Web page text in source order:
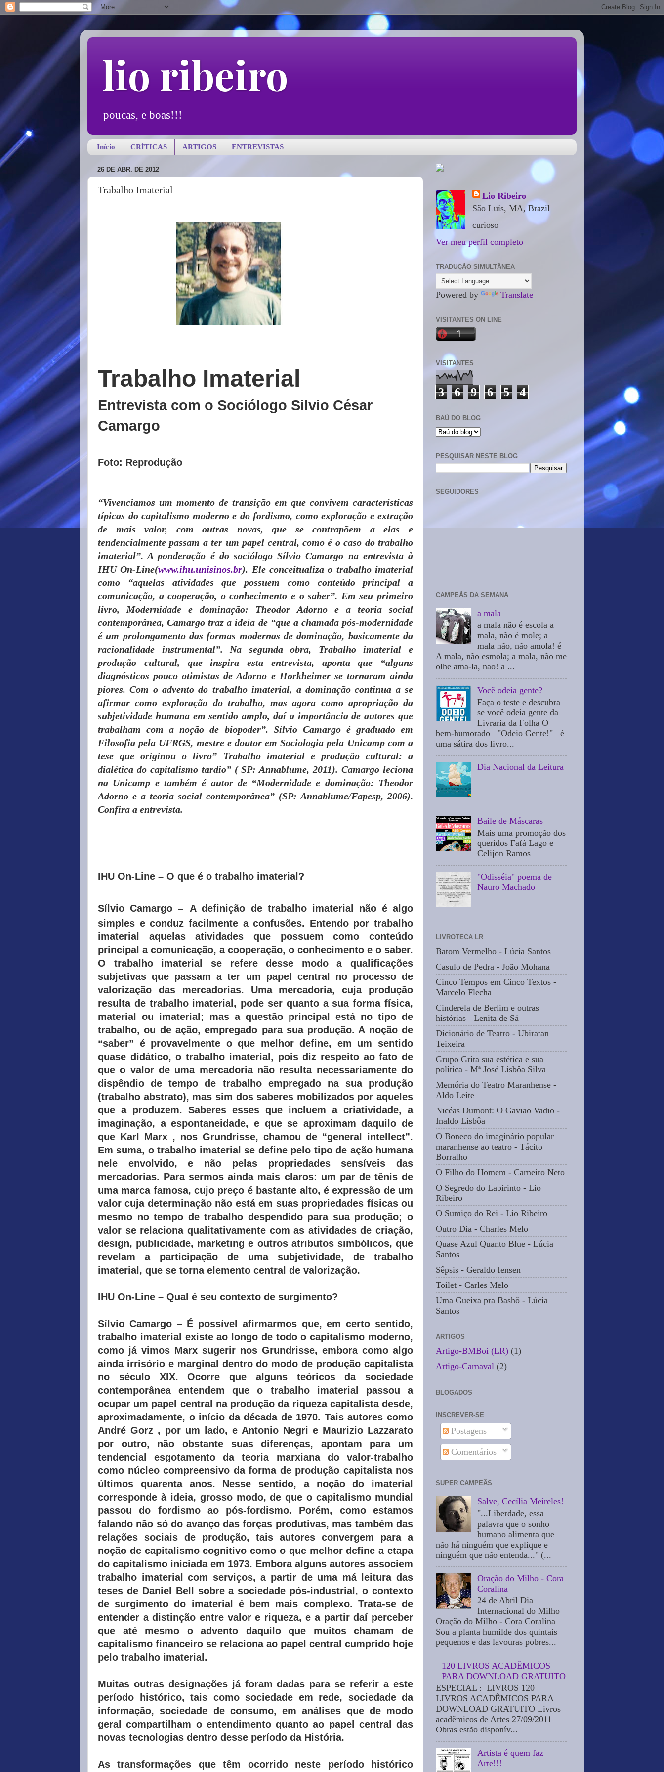
lio ribeiro
poucas, e boas!!!
Início CRÍTICAS ARTIGOS ENTREVISTAS
26 DE ABR. DE 2012
Trabalho Imaterial
Trabalho Imaterial
Entrevista com o Sociólogo Silvio César
Camargo
Foto: Reprodução
“Vivenciamos um momento de transição em que convivem características
típicas do capitalismo moderno e do fordismo, como exploração e extração
de mais valor, com outras novas, que se contrapõem a elas e
tendencialmente passam a ter um papel central, como é o caso do trabalho
imaterial”. A ponderação é do sociólogo Sílvio Camargo na entrevista à
IHU On-Line(www.ihu.unisinos.br). Ele conceitualiza o trabalho imaterial
como “aquelas atividades que possuem como conteúdo principal a
comunicação, a cooperação, o conhecimento e o saber”. Em seu primeiro
livro, Modernidade e dominação: Theodor Adorno e a teoria social
contemporânea, Camargo traz a ideia de “que a chamada pós-modernidade
é um prolongamento das formas modernas de dominação, basicamente da
racionalidade instrumental”. Na segunda obra, Trabalho imaterial e
produção cultural, que inspira esta entrevista, aponta que “alguns
diagnósticos pouco otimistas de Adorno e Horkheimer se tornaram ainda
piores. Com o advento do trabalho imaterial, a dominação continua a se
afirmar como exploração do trabalho, mas agora como apropriação da
subjetividade humana em sentido amplo, daí a importância de autores que
trabalham com a noção de biopoder”. Sílvio Camargo é graduado em
Filosofia pela UFRGS, mestre e doutor em Sociologia pela Unicamp com a
tese que originou o livro” Trabalho imaterial e produção cultural: a
dialética do capitalismo tardio” ( SP: Annablume, 2011). Camargo leciona
na Unicamp e também é autor de “Modernidade e dominação: Theodor
Adorno e a teoria social contemporânea” (SP: Annablume/Fapesp, 2006).
Confira a entrevista.
IHU On-Line – O que é o trabalho imaterial?
Sílvio Camargo –
A definição de trabalho imaterial não é algo
simples e conduz facilmente a confusões. Entendo por trabalho
imaterial aquelas atividades que possuem como conteúdo
principal a comunicação, a cooperação, o conhecimento e o saber.
O trabalho imaterial se refere desse modo a qualificações
subjetivas que passam a ter um papel central no processo de
valorização das mercadorias. Uma mercadoria, cuja produção
resulta de trabalho imaterial, pode ser quanto a sua forma física,
material ou imaterial; mas a questão principal está no tipo de
trabalho, ou de ação, empregado para sua produção. A noção de
“saber” é provavelmente o que melhor define, em um sentido
quase didático, o trabalho imaterial, pois diz respeito ao fato de
que o valor de uma mercadoria não resulta necessariamente do
dispêndio de tempo de trabalho empregado na sua produção
(trabalho abstrato), mas sim dos saberes mobilizados por aqueles
que a produzem. Saberes esses que incluem a criatividade, a
imaginação, a espontaneidade, e que se aproximam daquilo de
que Karl Marx , nos Grundrisse, chamou de “general intellect”.
Em suma, o trabalho imaterial se define pelo tipo de ação humana
nele envolvido, e não pelas propriedades sensíveis das
mercadorias. Para sermos ainda mais claros: um par de tênis de
uma marca famosa, cujo preço é bastante alto, é expressão de um
valor cuja determinação não está em suas propriedades físicas ou
mesmo no tempo de trabalho despendido para sua produção; o
valor se relaciona qualitativamente com as atividades de criação,
design, publicidade, marketing e outros atributos simbólicos, que
revelam a participação de uma subjetividade, de trabalho
imaterial, que se torna elemento central de valorização.
IHU On-Line – Qual é seu contexto de surgimento?
Sílvio Camargo –É possível afirmarmos que, em certo sentido,
trabalho imaterial existe ao longo de todo o capitalismo moderno,
como já vimos Marx sugerir nos Grundrisse, embora como algo
ainda irrisório e marginal dentro do modo de produção capitalista
no século XIX. Ocorre que alguns teóricos da sociedade
contemporânea entendem que o trabalho imaterial passou a
ocupar um papel central na produção da riqueza capitalista desde,
aproximadamente, o início da década de 1970. Tais autores como
André Gorz , por um lado, e Antonio Negri e Maurizio Lazzarato
por outro, não obstante suas diferenças, apontam para um
tendencial esgotamento da teoria marxiana do valor-trabalho
como núcleo compreensivo da forma de produção capitalista nos
últimos quarenta anos. Nesse sentido, a noção do imaterial
corresponde à ideia, grosso modo, de que o capitalismo mundial
passou do fordismo ao pós-fordismo. Porém, como estamos
falando não só do avanço das forças produtivas, mas também das
relações sociais de produção, tais autores convergem para a
noção de capitalismo cognitivo como o que melhor define a etapa
do capitalismo iniciada em 1973. Embora alguns autores associem
trabalho imaterial com serviços, a partir de uma má leitura das
teses de Daniel Bell sobre a sociedade pós-industrial, o contexto
de surgimento do imaterial é bem mais complexo. Trata-se de
entender a distinção entre valor e riqueza, e a partir daí perceber
que até mesmo o advento daquilo que muitos chamam de
capitalismo financeiro se relaciona ao papel central cumprido hoje
pelo trabalho imaterial.
Muitas outras designações já foram dadas para se referir a este
período histórico, tais como sociedade em rede, sociedade da
informação, sociedade de consumo, em análises que de modo
geral compartilham o entendimento quanto ao papel central das
novas tecnologias dentro desse período da História.
As transformações que têm ocorrido neste período histórico
Lio Ribeiro
São Luís, MA, Brazil
curioso
Ver meu perfil completo
TRADUÇÃO SIMULTÂNEA
Powered by Translate
VISITANTES ON LINE
VISITANTES
3 6 9 6 5 4
BAÚ DO BLOG
PESQUISAR NESTE BLOG
SEGUIDORES
CAMPEÃS DA SEMANA
a mala
a mala não é escola a
mala, não é mole; a
mala não, não amola! é
A mala, não esmola; a mala, não me
olhe ama-la, não! a ...
Você odeia gente?
Faça o teste e descubra
se você odeia gente da
Livraria da Folha O
bem-humorado "Odeio Gente!" é
uma sátira dos livro...
Dia Nacional da Leitura
Baile de Máscaras
Mais uma promoção dos
queridos Fafá Lago e
Celijon Ramos
"Odisséia" poema de
Nauro Machado
LIVROTECA LR
Batom Vermelho - Lúcia Santos
Casulo de Pedra - João Mohana
Cinco Tempos em Cinco Textos -
Marcelo Flecha
Cinderela de Berlim e outras
histórias - Lenita de Sá
Dicionário de Teatro - Ubiratan
Teixeira
Grupo Grita sua estética e sua
política - Mª José Lisbôa Silva
Memória do Teatro Maranhense -
Aldo Leite
Nicéas Dumont: O Gavião Vadio -
Inaldo Lisbôa
O Boneco do imaginário popular
maranhense ao teatro - Tácito
Borralho
O Filho do Homem - Carneiro Neto
O Segredo do Labirinto - Lio
Ribeiro
O Sumiço do Rei - Lio Ribeiro
Outro Dia - Charles Melo
Quase Azul Quanto Blue - Lúcia
Santos
Sêpsis - Geraldo Iensen
Toilet - Carles Melo
Uma Gueixa pra Bashô - Lúcia
Santos
ARTIGOS
Artigo-BMBoi (LR) (1)
Artigo-Carnaval (2)
BLOGADOS
INSCREVER-SE
Postagens
Comentários
SUPER CAMPEÃS
Salve, Cecília Meireles!
"...Liberdade, essa
palavra que o sonho
humano alimenta que
não há ninguém que explique e
ninguém que não entenda..." (...
Oração do Milho - Cora
Coralina
24 de Abril Dia
Internacional do Milho
Oração do Milho - Cora Coralina
Sou a planta humilde dos quintais
pequenos e das lavouras pobres...
120 LIVROS ACADÊMICOS
PARA DOWNLOAD GRATUITO
ESPECIAL : LIVROS 120
LIVROS ACADÊMICOS PARA
DOWNLOAD GRATUITO Livros
acadêmicos de Artes 27/09/2011
Obras estão disponív...
Artista é quem faz
Arte!!!